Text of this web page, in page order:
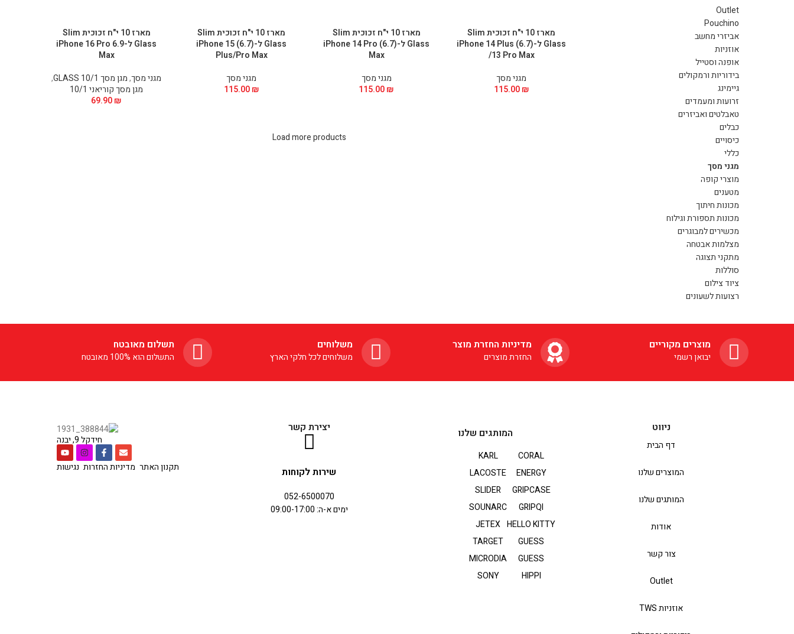
Outlet
Pouchino
אביזרי מחשב
אוזניות
אופנה וסטייל
בידוריות ורמקולים
גיימינג
זרועות ומעמדים
טאבלטים ואביזרים
כבלים
כיסויים
כללי
מגני מסך
מוצרי קופה
מטענים
מכונות חיתוך
מכונות תספורת וגילוח
מכשירים למבוגרים
מצלמות אבטחה
מתקני תצוגה
סוללות
ציוד צילום
רצועות לשעונים
מארז 10 י"ח זכוכית Slim
Glass ל-(6.7) iPhone 14 Plus
/13 Pro Max
מגני מסך
115.00₪
מארז 10 י"ח זכוכית Slim
Glass ל-(6.7) iPhone 14 Pro
Max
מגני מסך
115.00₪
מארז 10 י"ח זכוכית Slim
Glass ל-(6.7) iPhone 15
Plus/Pro Max
מגני מסך
115.00₪
מארז 10 י"ח זכוכית Slim
Glass ל-6.9 iPhone 16 Pro
Max
מגני מסך,מגן מסך GLASS 10/1
,
מגן מסך קוריאני 10/1
69.90₪
Load more products
מוצרים מקוריים
יבואן רשמי
מדיניות החזרת מוצר
החזרת מוצרים
משלוחים
משלוחים לכל חלקי הארץ
תשלום מאובטח
התשלום הוא 100% מאובטח
ניווט
דף הבית
המוצרים שלנו
המותגים שלנו
אודות
צור קשר
Outlet
אוזניות TWS
המותגים שלנו
CORAL
ENERGY
GRIPCASE
GRIPQI
HELLO KITTY
GUESS
GUESS
HIPPI
KARL
LACOSTE
SLIDER
SOUNARC
JETEX
TARGET
MICRODIA
SONY
יצירת קשר
שירות לקוחות
052-6500070
ימים א-ה: 09:00-17:00
חידקל 9, יבנה
תקנון האתר מדיניות החזרות נגישות